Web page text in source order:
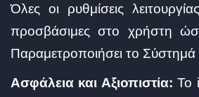
Όλες οι ρυθμίσεις
προσβάσιμες στο χρήστη
Παραμετροποιήσει το Σύστημά
Ασφάλεια και Αξιοπιστία: Το